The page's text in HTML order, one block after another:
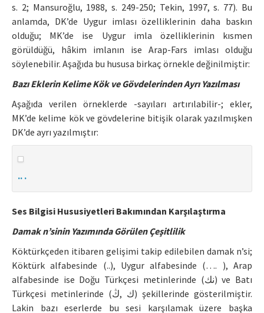
s. 2; Mansuroğlu, 1988, s. 249-250; Tekin, 1997, s. 77). Bu
anlamda, DK’de Uygur imlası özelliklerinin daha baskın
olduğu; MK’de ise Uygur imla özelliklerinin kısmen
görüldüğü, hâkim imlanın ise Arap-Fars imlası olduğu
söylenebilir. Aşağıda bu hususa birkaç örnekle değinilmiştir:
Bazı Eklerin Kelime Kök ve Gövdelerinden Ayrı Yazılması
Aşağıda verilen örneklerde -sayıları artırılabilir-; ekler,
MK’de kelime kök ve gövdelerine bitişik olarak yazılmışken
DK’de ayrı yazılmıştır:
.. .
Ses Bilgisi Hususiyetleri Bakımından Karşılaştırma
Damak n’sinin Yazımında Görülen Çeşitlilik
Köktürkçeden itibaren gelişimi takip edilebilen damak n’si;
Köktürk alfabesinde (..), Uygur alfabesinde (…. ), Arap
alfabesinde ise Doğu Türkçesi metinlerinde (نك) ve Batı
Türkçesi metinlerinde (ك ,ڭ) şekillerinde gösterilmiştir.
Lakin bazı eserlerde bu sesi karşılamak üzere başka